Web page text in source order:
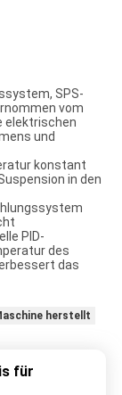
SPS-
vom
elektrischen
und
konstant
in den
PID-
des
das
herstellt
für